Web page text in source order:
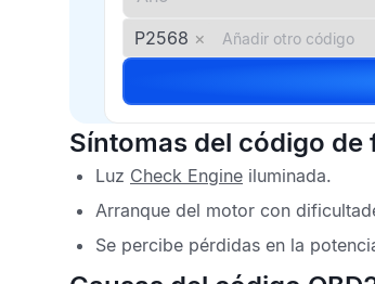
P2568 ×
Síntomas del código de
Luz Check Engine iluminada.
Arranque del motor con
Se percibe pérdidas en la